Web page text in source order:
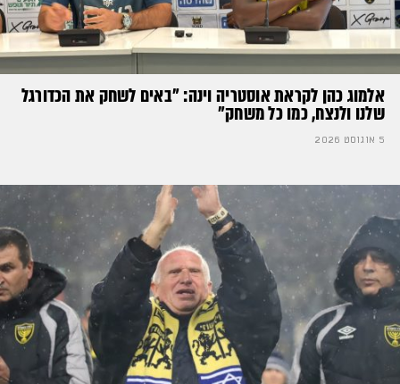
אלמוג כהן לקראת אוסטריה וינה: ״באים לשחק את הכדורגל
שלנו ולנצח, כמו כל משחק״
5 אוגוסט 2026